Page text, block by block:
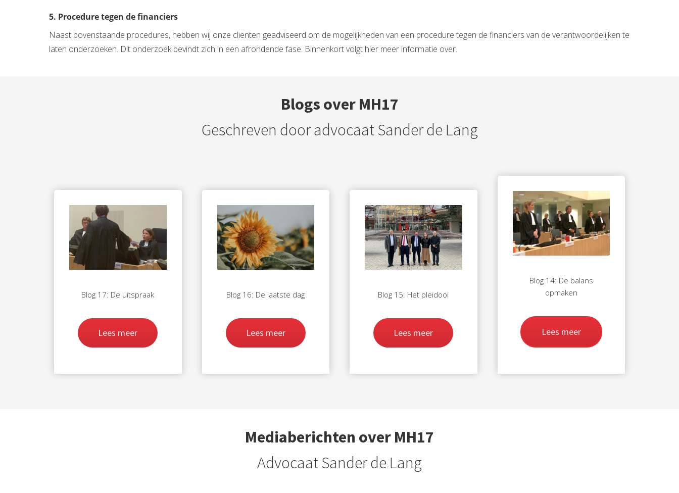
5. Procedure tegen de financiers
Naast bovenstaande procedures, hebben wij onze cliënten geadviseerd om de mogelijkheden van een procedure tegen de financiers van de verantwoordelijken te
laten onderzoeken. Dit onderzoek bevindt zich in een afrondende fase. Binnenkort volgt hier meer informatie over.
Blogs over MH17
Geschreven door advocaat Sander de Lang
Blog 17: De uitspraak
Lees meer
Blog 16: De laatste dag
Lees meer
Blog 15: Het pleidooi
Lees meer
Blog 14: De balans
opmaken
Lees meer
Mediaberichten over MH17
Advocaat Sander de Lang